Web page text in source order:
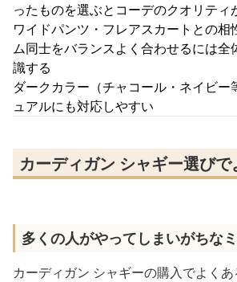
ったものを選ぶとコーデのクオリティ
ワイドパンツ・フレアスカートとの相
ム同士をバランスよく合わせるには全
識する
ダークカラー（チャコール・ネイビー
ュアルにも対応しやすい
カーディガン シャギー選び
多くの人がやってしまいがちな
カーディガン シャギーの購入でよく